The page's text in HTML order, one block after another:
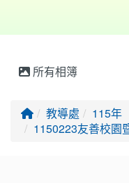
所有相簿
回首頁
教導處
115年
1150223友善校園